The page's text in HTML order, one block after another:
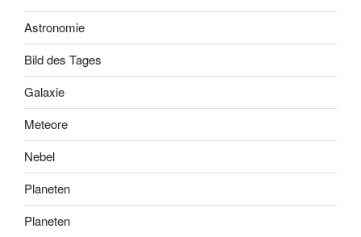
Astronomie
Bild des Tages
Galaxie
Meteore
Nebel
Planeten
Planeten